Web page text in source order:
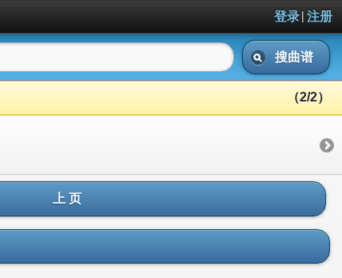
登录| 注册
搜曲谱
（2/2）
上 页